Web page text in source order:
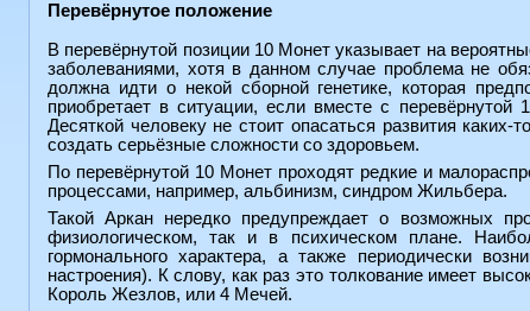
Перевёрнутое положение
В перевёрнутой позиции 10 Монет указывает на
заболеваниями, хотя в данном случае проблема не
должна идти о некой сборной генетике, которая
приобретает в ситуации, если вместе с
Десяткой человеку не стоит опасаться развития
создать серьёзные сложности со здоровьем.
По перевёрнутой 10 Монет проходят редкие и
процессами, например, альбинизм, синдром Жильбера.
Такой Аркан нередко предупреждает о возможных
физиологическом, так и в психическом плане.
гормонального характера, а также периодически
настроения). К слову, как раз это толкование имеет
Король Жезлов, или 4 Мечей.